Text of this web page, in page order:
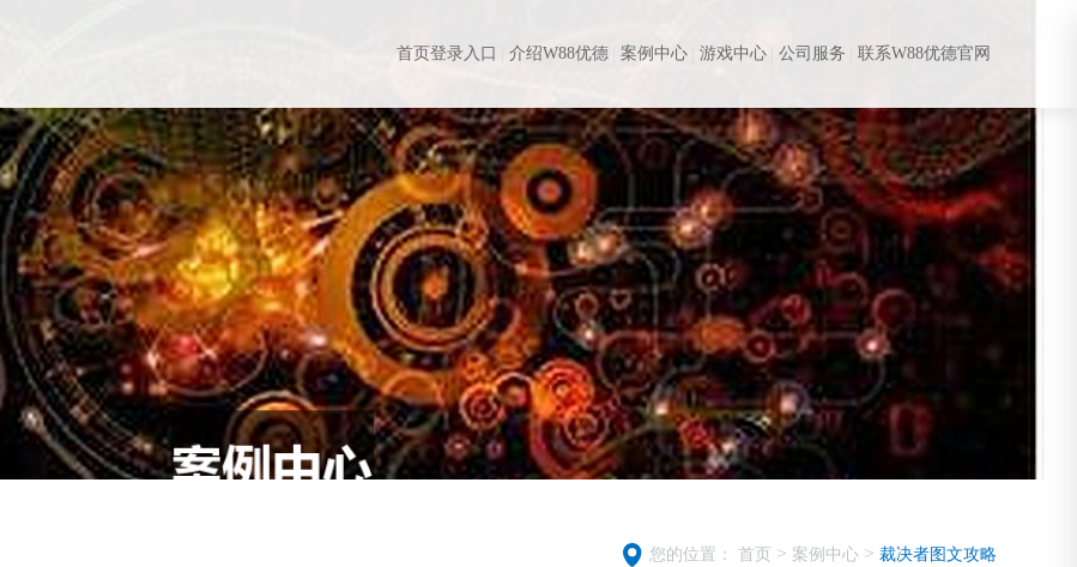
首页登录入口 介绍W88优德 案例中心 游戏中心 公司服务 联系W88优德官网
您的位置： 首页 > 案例中心> 裁决者图文攻略